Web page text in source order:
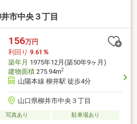
市中央３丁目
156万円
利回り 9.61％
築年月 1975年12月(築50年9ヶ月)
建物面積275.94m2
山陽本線 柳井駅 徒歩4分
山口県柳井市中央３丁目
写真あり 駐車場あり